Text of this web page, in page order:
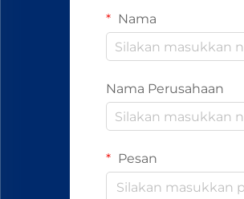
Nama
Nama Perusahaan
Pesan